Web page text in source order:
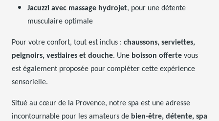
Jacuzzi avec massage hydrojet, pour une détente
musculaire optimale
Pour votre confort, tout est inclus : chaussons, serviettes,
peignoirs, vestiaires et douche. Une boisson offerte vous
est également proposée pour compléter cette expérience
sensorielle.
Situé au cœur de la Provence, notre spa est une adresse
incontournable pour les amateurs de bien-être, détente, spa